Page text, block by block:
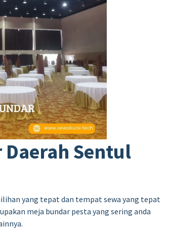
Daerah Sentul
yang tepat dan tempat sewa yang tepat
meja bundar pesta yang sering anda